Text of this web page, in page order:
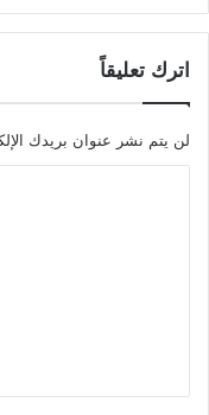
اترك تعليقاً
لن يتم نشر عنوان بريدك
ق